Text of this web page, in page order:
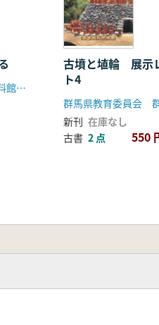
八尾市立歴史民俗資料館指定管理者八尾市文化財調査研究会
古墳と埴輪 展示
ト4
新刊 在庫なし
古書 2 点 550